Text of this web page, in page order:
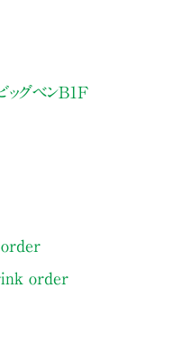
グベンB1F
order